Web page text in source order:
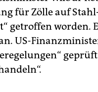
für Zölle auf
getroffen worden.
US-